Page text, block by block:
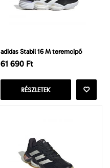
adidas Stabil 16 M teremcipő
61 690 Ft
RÉSZLETEK